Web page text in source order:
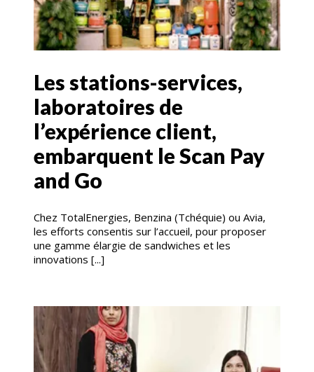
Les stations-services,
laboratoires de
l’expérience client,
embarquent le Scan Pay
and Go
Chez TotalEnergies, Benzina (Tchéquie) ou Avia,
les efforts consentis sur l’accueil, pour proposer
une gamme élargie de sandwiches et les
innovations [...]